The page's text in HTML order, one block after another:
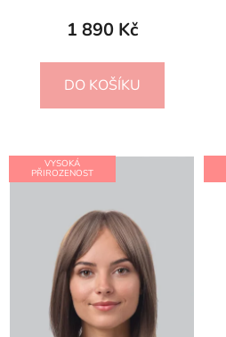
1 890 Kč
DO KOŠÍKU
VYSOKÁ
PŘIROZENOST